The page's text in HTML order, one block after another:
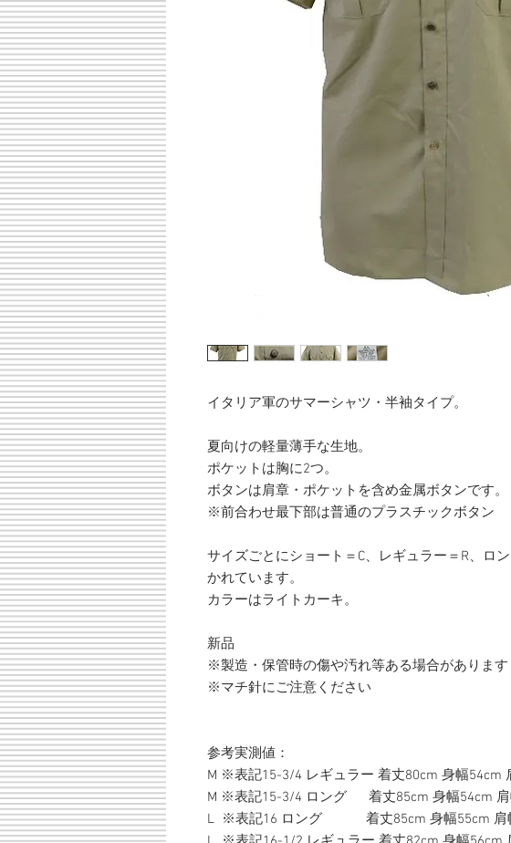
イタリア軍のサマーシャツ・半袖タイプ。
夏向けの軽量薄手な生地。
ポケットは胸に2つ。
ボタンは肩章・ポケットを含め金属ボタンです。
※前合わせ最下部は普通のプラスチックボタン
サイズごとにショート＝C、レギュラー＝R、ロ
かれています。
カラーはライトカーキ。
新品
※製造・保管時の傷や汚れ等ある場合があります
※マチ針にご注意ください
参考実測値：
M ※表記15-3/4 レギュラー 着丈80cm 身幅54cm
M ※表記15-3/4 ロング 着丈85cm 身幅54cm 肩
L ※表記16 ロング 着丈85cm 身幅55cm 肩